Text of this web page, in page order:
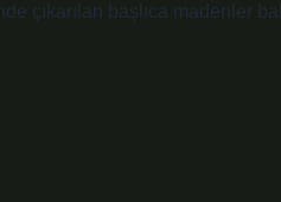
çıkarılan başlıca madenler